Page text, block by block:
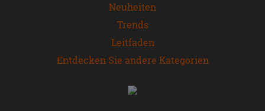
Neuheiten
Trends
Leitfaden
Entdecken Sie andere Kategorien